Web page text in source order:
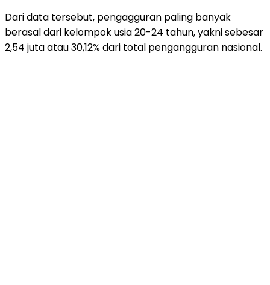
Dari data tersebut, pengagguran paling banyak
berasal dari kelompok usia 20-24 tahun, yakni sebesar
2,54 juta atau 30,12% dari total pengangguran nasional.